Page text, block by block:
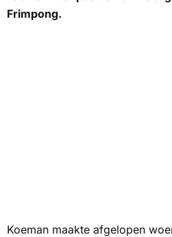
Frimpong.
Koeman maakte afgelopen